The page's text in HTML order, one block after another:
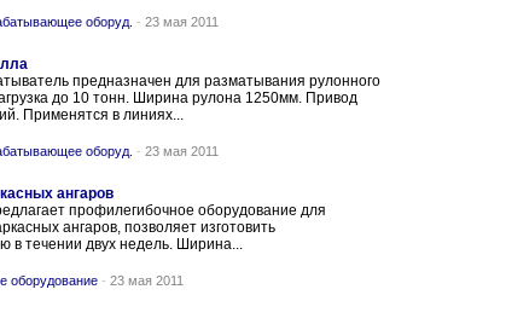
оборуд. - 23 мая 2011
предназначен для разматывания рулонного
до 10 тонн. Ширина рулона 1250мм. Привод
Применятся в линиях...
оборуд. - 23 мая 2011
ангаров
профилегибочное оборудование для
ангаров, позволяет изготовить
в течении двух недель. Ширина...
оборудование - 23 мая 2011